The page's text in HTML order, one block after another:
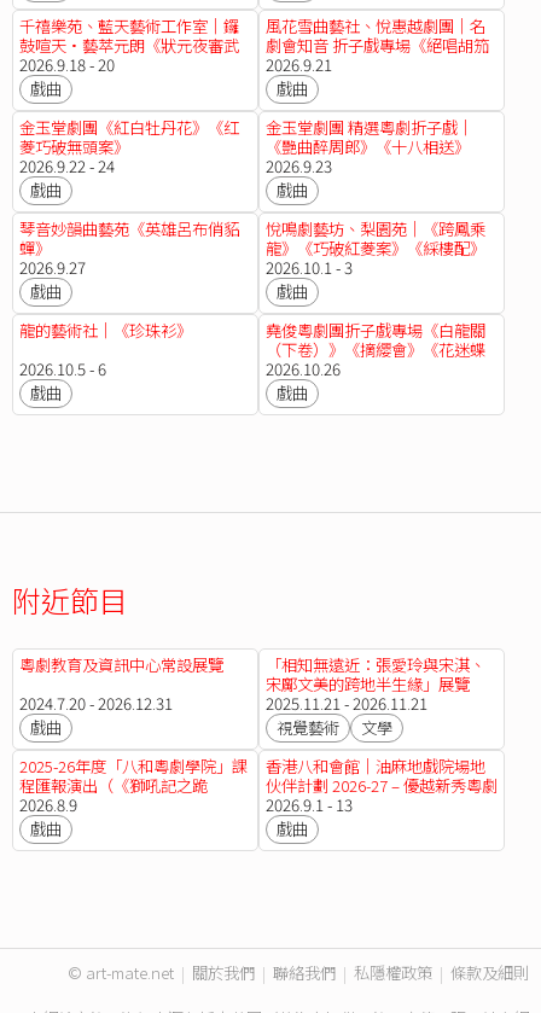
千禧樂苑、藍天藝術工作室｜鑼
鼓喧天•藝萃元朗《狀元夜審武
探花》、《林沖》、《白蛇傳》
2026.9.18 - 20
戲曲
風花雪曲藝社、悅惠越劇團｜名
劇會知音 折子戲專場《絕唱胡笳
十八拍》《古井葬珍妃》《大斷
橋》《狄青闖三關之猜心事》
《海瑞傳之碎鑾輿》《絕情谷底
俠侶情》
2026.9.21
戲曲
金玉堂劇團《紅白牡丹花》《红
菱巧破無頭案》
2026.9.22 - 24
戲曲
金玉堂劇團 精選粵劇折子戲｜
《艷曲醉周郎》《十八相送》
《血濺未央宫》《觀柳還琴》
《群英會之小宴》《蓋世雙雄霸
楚城之營房》
2026.9.23
戲曲
琴音妙韻曲藝苑《英雄呂布俏貂
蟬》
2026.9.27
戲曲
悅鳴劇藝坊、梨園苑｜《跨鳳乘
龍》《巧破紅菱案》《綵樓配》
2026.10.1 - 3
戲曲
龍的藝術社｜《珍珠衫》
2026.10.5 - 6
戲曲
堯俊粵劇團折子戲專場《白龍關
（下卷）》《摘纓會》《花迷蝶
醉》《絕情谷底俠女情》《俠骨
柔情》《潞安州》
2026.10.26
戲曲
附近節目
粵劇教育及資訊中心常設展覽
2024.7.20 - 2026.12.31
戲曲
「相知無遠近：張愛玲與宋淇、
宋鄺文美的跨地半生緣」展覽
2025.11.21 - 2026.11.21
視覺藝術
文學
2025-26年度「八和粵劇學院」課
程匯報演出（《獅吼記之跪
池》、《龍鳳爭掛帥之洞房》、
《白蛇傳之盜草》、《白蛇傳之
斷橋》）
2026.8.9
戲曲
香港八和會館｜油麻地戲院場地
伙伴計劃 2026-27 – 優越新秀粵劇
傳承計劃（演期二）《桃花湖畔
鳳求凰》《痴鳳狂龍》《胭脂巷
口故人來》《燕歸人未歸》《洛
2026.9.1 - 13
戲曲
© art-mate.net | 關於我們 | 聯絡我們 | 私隱權政策 | 條款及細則